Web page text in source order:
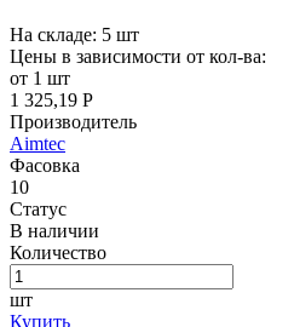
На складе: 5 шт
Цены в зависимости от кол-ва:
от 1 шт
1 325,19 Р
Производитель
Aimtec
Фасовка
10
Статус
В наличии
Количество
шт
Купить